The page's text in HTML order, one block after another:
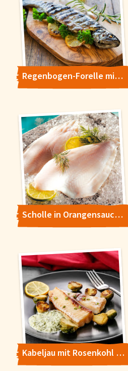
Regenbogen-Forelle mit Kräuter Limetten Marinade
Scholle in Orangensauce mit Gurkensalat
Kabeljau mit Rosenkohl und Kräuterbutter